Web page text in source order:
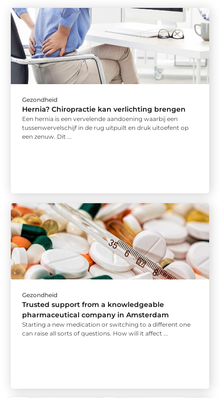
Gezondheid
Hernia? Chiropractie kan verlichting brengen
Een hernia is een vervelende aandoening waarbij een
tussenwervelschijf in de rug uitpuilt en druk uitoefent op
een zenuw. Dit ...
Gezondheid
Trusted support from a knowledgeable
pharmaceutical company in Amsterdam
Starting a new medication or switching to a different one
can raise all sorts of questions. How will it affect ...